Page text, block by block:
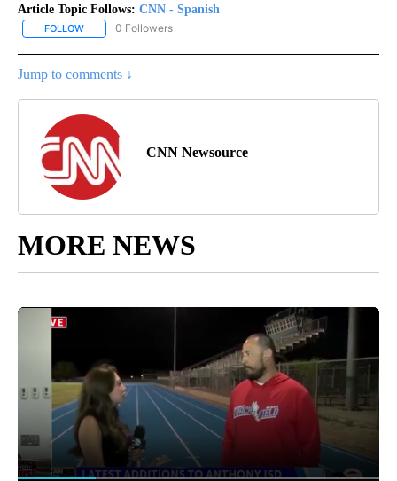
Article Topic Follows: CNN - Spanish
FOLLOW FOLLOW "CNN - SPANISH" TO RECEIVE NOTIFICATIONS ABOUT
0 Followers
Jump to comments ↓
CNN Newsource
MORE NEWS